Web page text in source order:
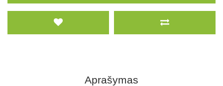
Aprašymas